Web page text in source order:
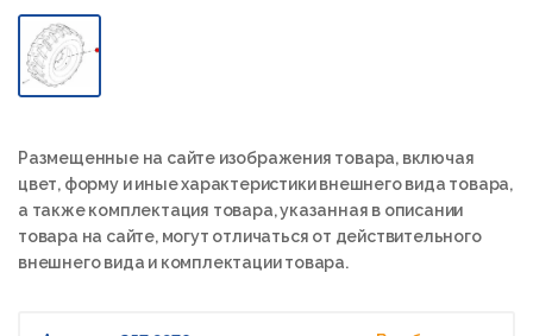
Размещенные на сайте изображения товара, включая
цвет, форму и иные характеристики внешнего вида товара,
а также комплектация товара, указанная в описании
товара на сайте, могут отличаться от действительного
внешнего вида и комплектации товара.